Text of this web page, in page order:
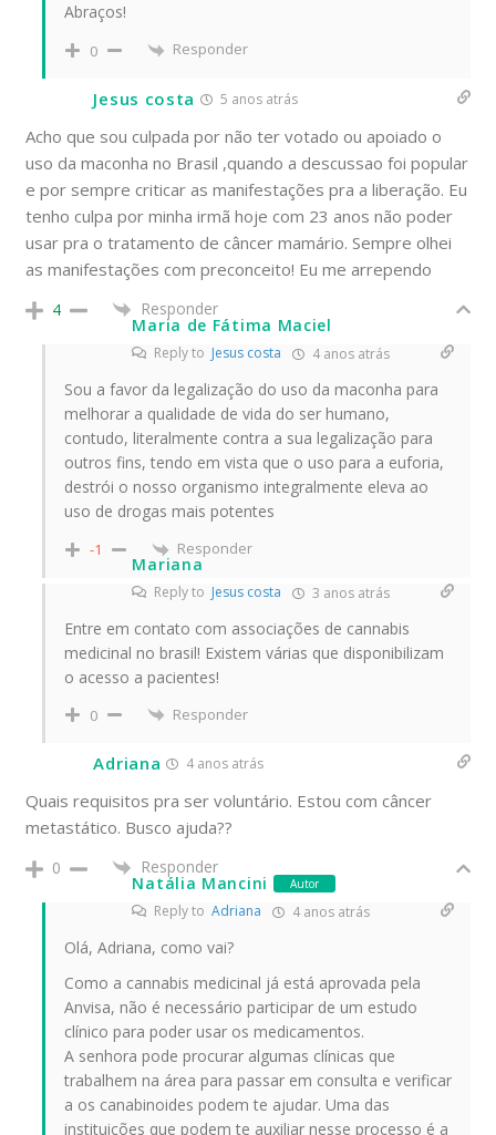
Abraços!
0 Responder
Jesus costa 5 anos atrás
Acho que sou culpada por não ter votado ou apoiado o
uso da maconha no Brasil ,quando a descussao foi popular
e por sempre criticar as manifestações pra a liberação. Eu
tenho culpa por minha irmã hoje com 23 anos não poder
usar pra o tratamento de câncer mamário. Sempre olhei
as manifestações com preconceito! Eu me arrependo
4
Responder
Maria de Fátima Maciel
Reply to Jesus costa 4 anos atrás
Sou a favor da legalização do uso da maconha para
melhorar a qualidade de vida do ser humano,
contudo, literalmente contra a sua legalização para
outros fins, tendo em vista que o uso para a euforia,
destrói o nosso organismo integralmente eleva ao
uso de drogas mais potentes
-1 Responder
Mariana
Reply to Jesus costa 3 anos atrás
Entre em contato com associações de cannabis
medicinal no brasil! Existem várias que disponibilizam
o acesso a pacientes!
0 Responder
Adriana 4 anos atrás
Quais requisitos pra ser voluntário. Estou com câncer
metastático. Busco ajuda??
0
Responder
Natália Mancini
Autor
Reply toAdriana 4 anos atrás
Olá, Adriana, como vai?
Como a cannabis medicinal já está aprovada pela
Anvisa, não é necessário participar de um estudo
clínico para poder usar os medicamentos.
A senhora pode procurar algumas clínicas que
trabalhem na área para passar em consulta e verificar
a os canabinoides podem te ajudar. Uma das
instituições que podem te auxiliar nesse processo é a